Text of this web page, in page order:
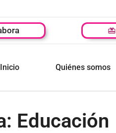
Inicio Quiénes somos
Educación